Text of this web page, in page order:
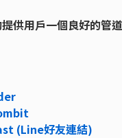
供用戶一個良好的管
(Line好友連結)